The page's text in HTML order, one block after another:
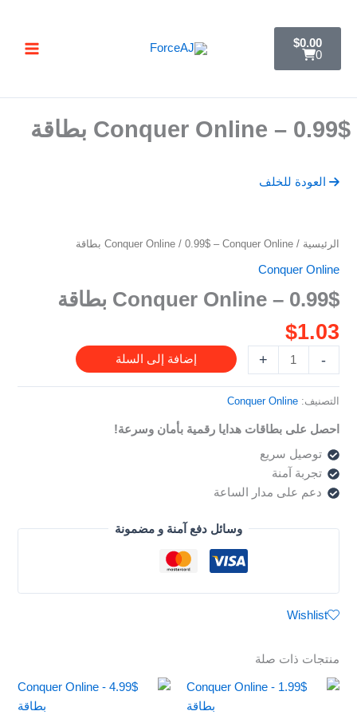
إلى
المحتوى
$0.00
0
a
r
t
0.99$ – Conquer Online بطاقة
العودة للخلف
الرئيسية /
Conquer Online/ 0.99$ – Conquer Online بطاقة
Conquer Online
0.99$ – Conquer Online بطاقة
$1.03
-
كمية
0.99$
Conquer
بطاقة
+ إضافة إلى السلة
التصنيف:Conquer Online
احصل على بطاقات هدايا رقمية بأمان وسرعة!
توصيل سريع
تجربة آمنة
دعم على مدار الساعة
وسائل دفع آمنة و مضمونة
Wishlist
منتجات ذات صلة
جرب ForceAJ الآن 🚀